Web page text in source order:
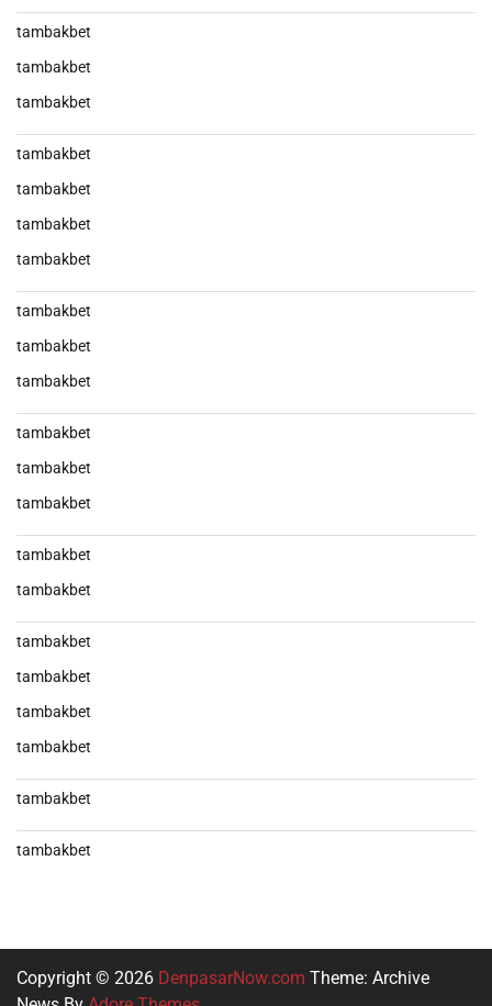
tambakbet
tambakbet
tambakbet
tambakbet
tambakbet
tambakbet
tambakbet
tambakbet
tambakbet
tambakbet
tambakbet
tambakbet
tambakbet
tambakbet
tambakbet
tambakbet
tambakbet
tambakbet
tambakbet
tambakbet
tambakbet
Copyright © 2026 DenpasarNow.com Theme: Archive